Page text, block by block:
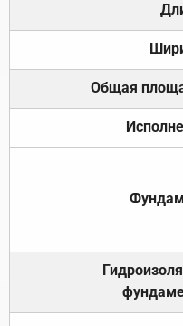
Общая